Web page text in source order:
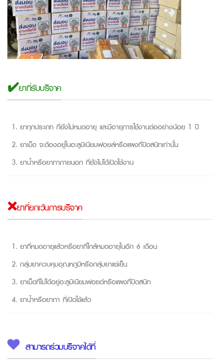
✔️ยาที่รับบริจาค
ยาทุกประเภท ที่ยังไม่หมดอายุ และมีอายุการใช้งานต่ออย่างน้อย 1 ปี
ยาเม็ด จะต้องอยู่ในอะลูมิเนียมฟอยล์หรือแผงที่ปิดสนิทเท่านั้น
ยาน้ำหรือยาทาภายนอก ที่ยังไม่ได้เปิดใช้งาน
❌ยาที่ยกเว้นการบริจาค
ยาที่หมดอายุแล้วหรือยาที่ใกล้หมดอายุในอีก 6 เดือน
กลุ่มยาควบคุมอุณหภูมิหรือกลุ่มยาแช่เย็น
ยาเม็ดที่ไม่ได้อยู่อะลูมิเนียมฟอยด์หรือแผงที่ปิดสนิท
ยาน้ำหรือยาทา ที่เปิดใช้แล้ว
สามารถร่วมบริจาคได้ที่